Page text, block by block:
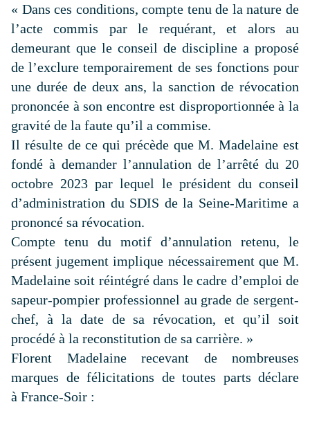
« Dans ces conditions, compte tenu de la nature de
l’acte commis par le requérant, et alors au
demeurant que le conseil de discipline a proposé
de l’exclure temporairement de ses fonctions pour
une durée de deux ans, la sanction de révocation
prononcée à son encontre est disproportionnée à la
gravité de la faute qu’il a commise.
Il résulte de ce qui précède que M. Madelaine est
fondé à demander l’annulation de l’arrêté du 20
octobre 2023 par lequel le président du conseil
d’administration du SDIS de la Seine-Maritime a
prononcé sa révocation.
Compte tenu du motif d’annulation retenu, le
présent jugement implique nécessairement que M.
Madelaine soit réintégré dans le cadre d’emploi de
sapeur-pompier professionnel au grade de sergent-
chef, à la date de sa révocation, et qu’il soit
procédé à la reconstitution de sa carrière. »
Florent Madelaine recevant de nombreuses
marques de félicitations de toutes parts déclare
à France-Soir :